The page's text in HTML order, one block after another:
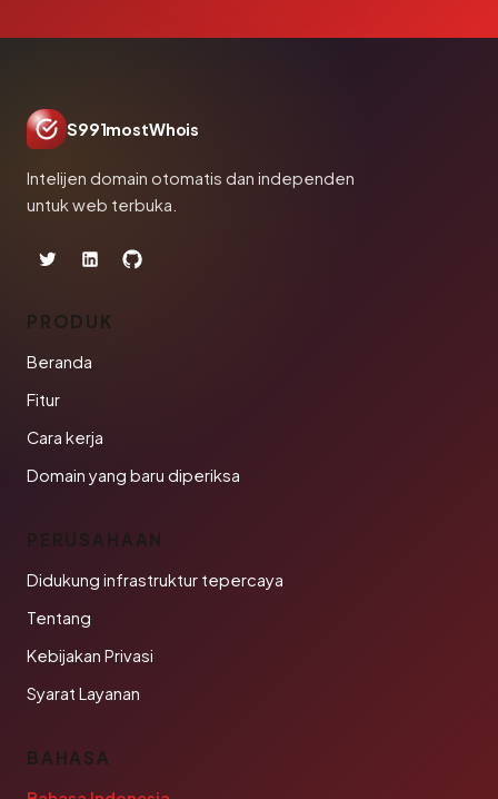
S991mostWhois
Intelijen domain otomatis dan independen
untuk web terbuka.
PRODUK
Beranda
Fitur
Cara kerja
Domain yang baru diperiksa
PERUSAHAAN
Didukung infrastruktur tepercaya
Tentang
Kebijakan Privasi
Syarat Layanan
BAHASA